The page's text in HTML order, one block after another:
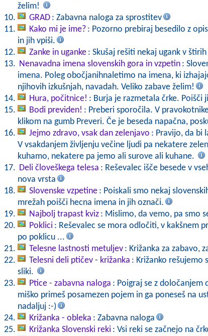
želim!
GRAD : Zabavna naloga za sprostitev
Kako mi je ime? : Pozorno prebiraj besedilo z
in jih vpiši.
Zanke in uganke : Skušaj rešiti nekaj ugank v
Nenavadna imena slovenskih gora in vzpetin :
imena. Poleg obočjanihnaletimo na imena, ki
njihovih izkušnjah, navadah. Veliko zabave želim!
Hura, počitnice! : Burja je razmetala črke. Poišči
Bodi previden! : Preberi sporočila. V
klikom na gumb Preveri. Če je beseda napačna,
Jejmo zdravo, vsak dan zelenjavo : Pravijo, da bi
V vsakdanjem življenju večine ljudi pa nekatere
kuhamo, nekatere pa jemo ali surove ali kuhane.
Deli človeškega telesa : Reševalec išče besede v
nova vrsta
Slovenske vzpetine : Poiskali smo nekaj
mrežah poišči hecna imena in jih označi.
Najbolj trapast kviz : Mislimo, da vemo, pa smo
Poklici : Reševalec se mora odločiti, v kakšnem
po poklicu ...
Telesne lastnosti metuljev : Križanka za zabavo,
Telesni deli ptičev - križanka : Križanko rešujemo
sliki.
Ptice - zabavna naloga : Poigraj se z določanjem
miško primeš posamezen pojem in ga poneseš na
nadaljuj :-)
Križanka - obleka : Zabavna naloga
Križanka Slovenski reki : Vsi reki se začnejo na